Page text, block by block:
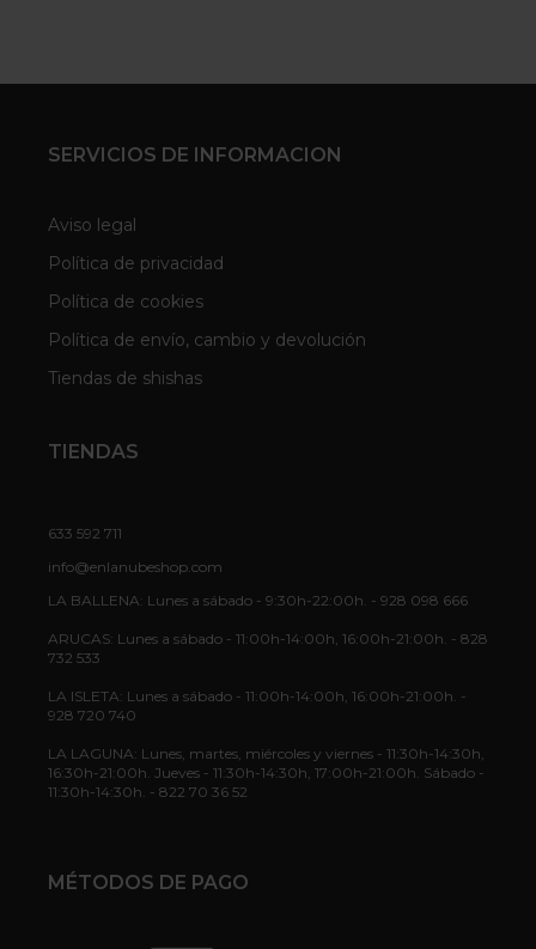
SERVICIOS DE INFORMACION
Aviso legal
Política de privacidad
Política de cookies
Política de envío, cambio y devolución
Tiendas de shishas
TIENDAS
633 592 711
info@enlanubeshop.com
LA BALLENA: Lunes a sábado - 9:30h-22:00h. - 928 098 666
ARUCAS: Lunes a sábado - 11:00h-14:00h, 16:00h-21:00h. - 828
732 533
LA ISLETA: Lunes a sábado - 11:00h-14:00h, 16:00h-21:00h. -
928 720 740
LA LAGUNA: Lunes, martes, miércoles y viernes - 11:30h-14:30h,
16:30h-21:00h. Jueves - 11:30h-14:30h, 17:00h-21:00h. Sábado -
11:30h-14:30h. - 822 70 36 52
MÉTODOS DE PAGO